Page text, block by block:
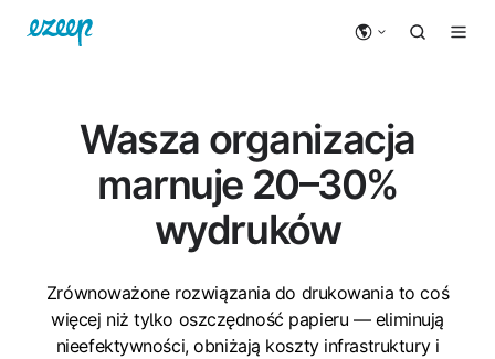
Wasza organizacja
marnuje 20–30%
wydruków
Zrównoważone rozwiązania do drukowania to coś
więcej niż tylko oszczędność papieru — eliminują
nieefektywności, obniżają koszty infrastruktury i